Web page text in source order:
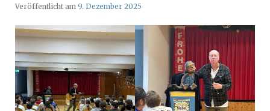
Veröffentlicht am 9. Dezember 2025